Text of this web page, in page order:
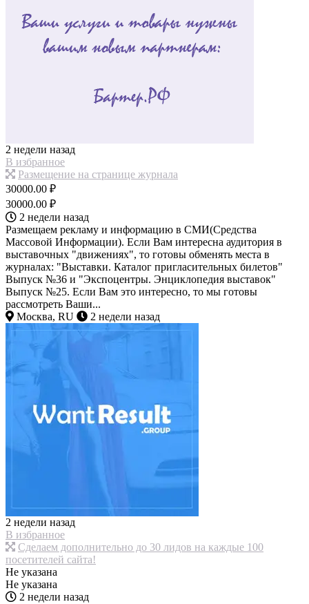
2 недели назад
В избранное
Размещение на странице журнала
30000.00 ₽
30000.00 ₽
2 недели назад
Размещаем рекламу и информацию в СМИ(Средства
Массовой Информации). Если Вам интересна аудитория в
выставочных "движениях", то готовы обменять места в
журналах: "Выставки. Каталог пригласительных билетов"
Выпуск №36 и "Экспоцентры. Энциклопедия выставок"
Выпуск №25. Если Вам это интересно, то мы готовы
рассмотреть Ваши...
Москва, RU
2 недели назад
2 недели назад
В избранное
Сделаем дополнительно до 30 лидов на каждые 100
посетителей сайта!
Не указана
Не указана
2 недели назад